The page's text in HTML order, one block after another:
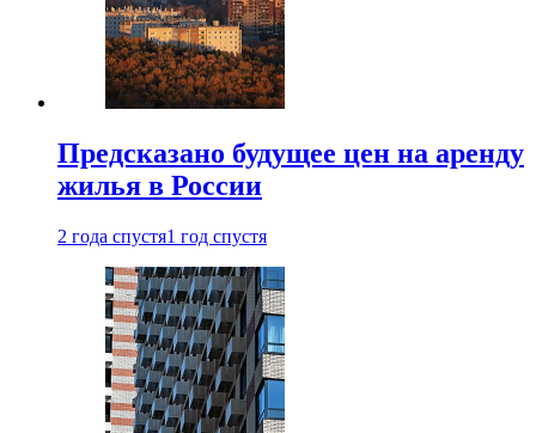
Предсказано будущее цен на аренду
жилья в России
2 года спустя1 год спустя